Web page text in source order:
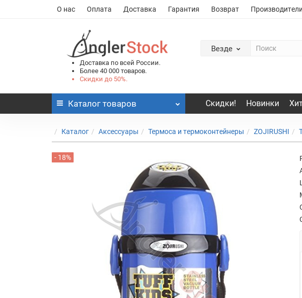
О нас Оплата Доставка Гарантия Возврат Производители
Доставка по всей России.
Более 40 000 товаров.
Скидки до 50%.
Везде
Каталог товаров Скидки! Новинки
Каталог Аксессуары Термоса и термоконтейнеры ZOJIRUSHI
- 18%